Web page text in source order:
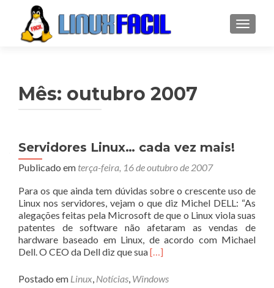
Mês: outubro 2007
Servidores Linux… cada vez mais!
Publicado em terça-feira, 16 de outubro de 2007
Para os que ainda tem dúvidas sobre o crescente uso de
Linux nos servidores, vejam o que diz Michel DELL: “As
alegações feitas pela Microsoft de que o Linux viola suas
patentes de software não afetaram as vendas de
hardware baseado em Linux, de acordo com Michael
Dell. O CEO da Dell diz que suaLeia
sobreServidores
[…]
Postado em Linux, Notícias, Windows